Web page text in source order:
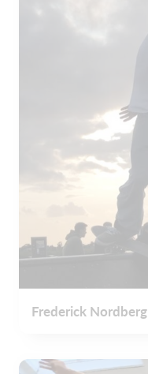
Frederick Nordberg